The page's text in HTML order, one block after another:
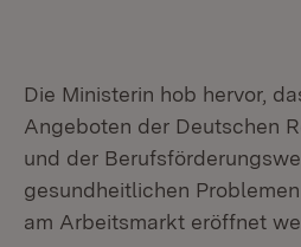
Die Ministerin hob hervor,
Angeboten der Deutschen
und der
gesundheitlichen
am Arbeitsmarkt eröffnet